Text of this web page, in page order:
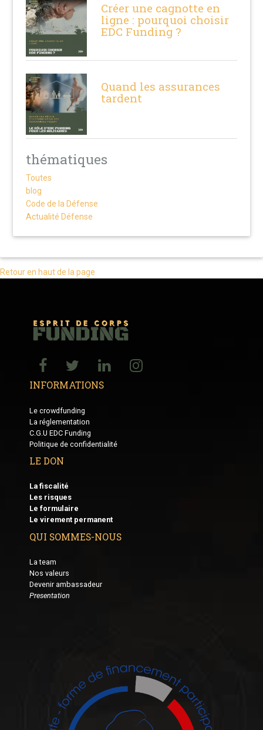
Créer une cagnotte en
ligne : pourquoi choisir
EDC Funding ?
Quand les assurances
tardent
thématiques
Toutes
blog
Code de la Défense
Actualité Défense
Retour en haut de la page
INFORMATIONS
Le crowdfunding
La réglementation
C.G.U EDC Funding
Politique de confidentialité
LE DON
La fiscalité
Les risques
Le formulaire
Le virement permanent
QUI SOMMES-NOUS
La team
Nos valeurs
Devenir ambassadeur
Presentation